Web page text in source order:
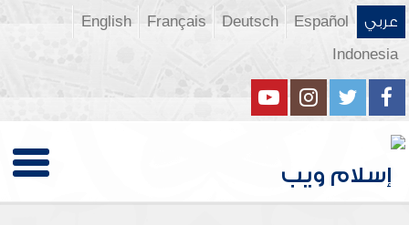
عربي Español
Deutsch
Français
English
Indonesia